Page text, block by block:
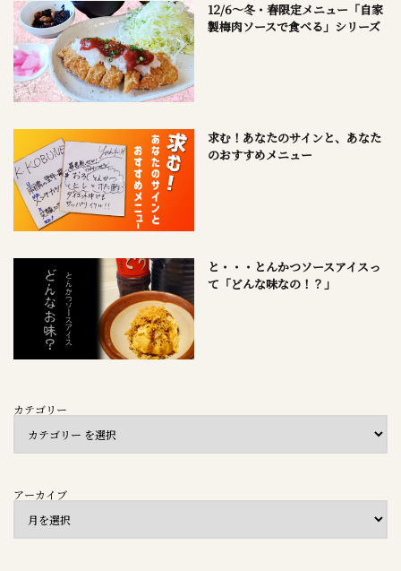
12/6～冬・春限定メニュー「自家
製梅肉ソースで食べる」シリーズ
求む！あなたのサインと、あなた
のおすすめメニュー
と・・・とんかつソースアイスっ
て「どんな味なの！？」
カテゴリー
アーカイブ